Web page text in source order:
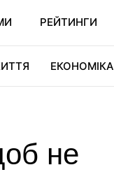
РЕЙТИНГИ
ЕКОНОМІКА
не